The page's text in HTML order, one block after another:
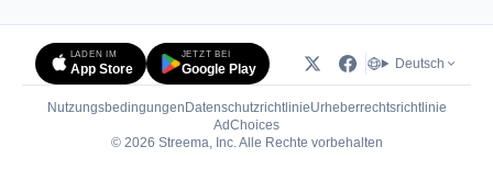
LADEN IM
App Store
JETZT BEI
Google Play Deutsch
Nutzungsbedingungen DatenschutzrichtlinieUrheberrechtsrichtlinie
AdChoices(öffnet in neuem Tab)
© 2026 Streema, Inc. Alle Rechte vorbehalten